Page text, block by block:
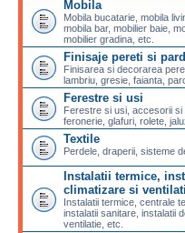
Mobila
Mobila bucatarie, mobila
mobila bar, mobilier baie,
mobilier gradina, etc.
Finisaje pereti si
Finisarea si decorarea
lambriu, gresie, faianta,
Ferestre si usi
Ferestre si usi, accesorii si
feronerie, glafuri, rolete,
Textile
Perdele, draperii, sisteme
Instalatii termice,
climatizare si
Instalatii termice, centrale
instalatii sanitare, instalatii
ventilatie, etc.